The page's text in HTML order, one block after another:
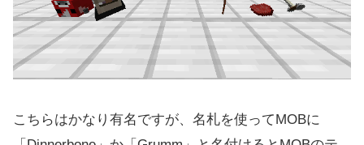
こちらはかなり有名ですが、名札を使ってMOBに